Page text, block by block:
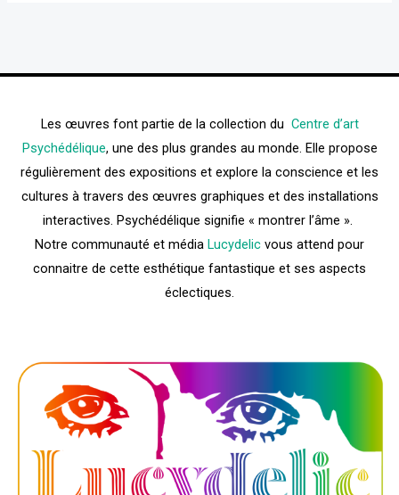
Les œuvres font partie de la collection du Centre d’art
Psychédélique, une des plus grandes au monde. Elle propose
régulièrement des expositions et explore la conscience et les
cultures à travers des œuvres graphiques et des installations
interactives. Psychédélique signifie « montrer l’âme ».
Notre communauté et média Lucydelic vous attend pour
connaitre de cette esthétique fantastique et ses aspects
éclectiques.